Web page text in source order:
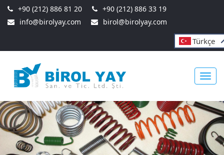
+90 (212) 886 81 20
+90 (212) 886 33 19
info@birolyay.com
birol@birolyay.com
Türkçe